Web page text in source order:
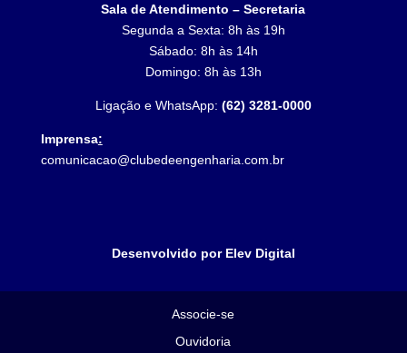
Sala de Atendimento – Secretaria
Segunda a Sexta: 8h às 19h
Sábado: 8h às 14h
Domingo: 8h às 13h
Ligação e WhatsApp: (62) 3281-0000
Imprensa:
comunicacao@clubedeengenharia.com.br
Desenvolvido por Elev Digital
Associe-se
Ouvidoria